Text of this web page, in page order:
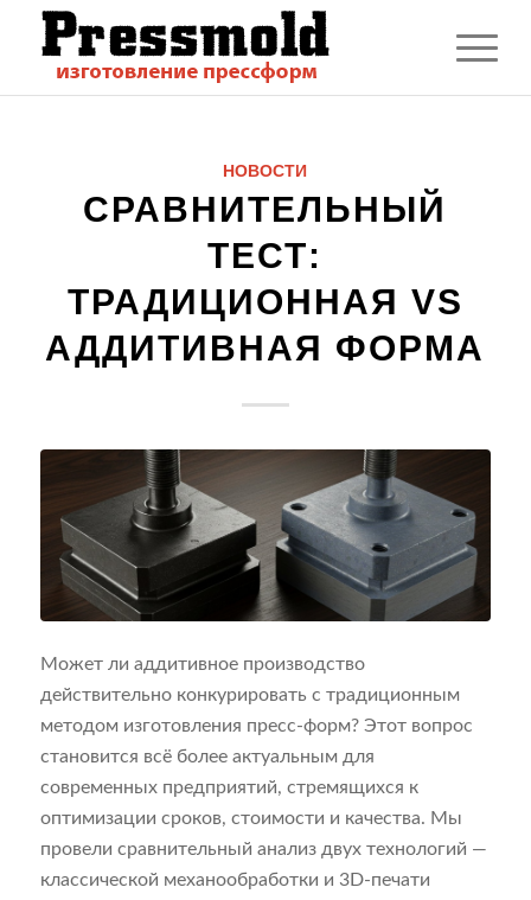
НОВОСТИ
СРАВНИТЕЛЬНЫЙ
ТЕСТ:
ТРАДИЦИОННАЯ VS
АДДИТИВНАЯ ФОРМА
Может ли аддитивное производство
действительно конкурировать с традиционным
методом изготовления пресс-форм? Этот вопрос
становится всё более актуальным для
современных предприятий, стремящихся к
оптимизации сроков, стоимости и качества. Мы
провели сравнительный анализ двух технологий —
классической механообработки и 3D-печати